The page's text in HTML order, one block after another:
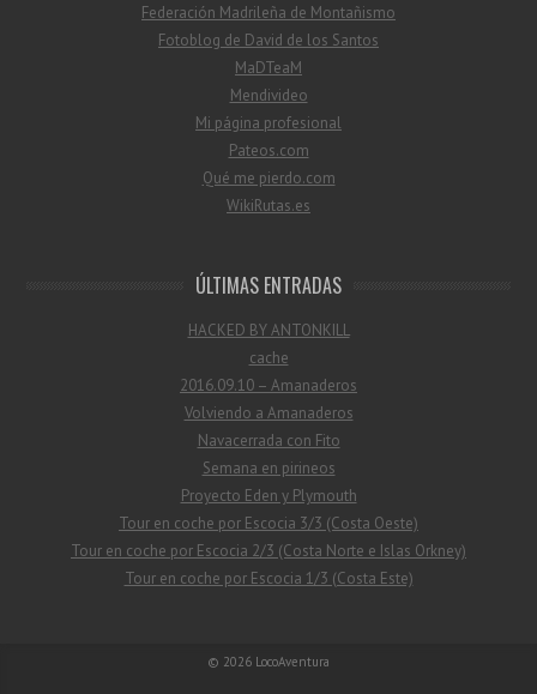
Federación Madrileña de Montañismo
Fotoblog de David de los Santos
MaDTeaM
Mendivideo
Mi página profesional
Pateos.com
Qué me pierdo.com
WikiRutas.es
ÚLTIMAS ENTRADAS
HACKED BY ANTONKILL
cache
2016.09.10 – Amanaderos
Volviendo a Amanaderos
Navacerrada con Fito
Semana en pirineos
Proyecto Eden y Plymouth
Tour en coche por Escocia 3/3 (Costa Oeste)
Tour en coche por Escocia 2/3 (Costa Norte e Islas Orkney)
Tour en coche por Escocia 1/3 (Costa Este)
© 2026 LocoAventura